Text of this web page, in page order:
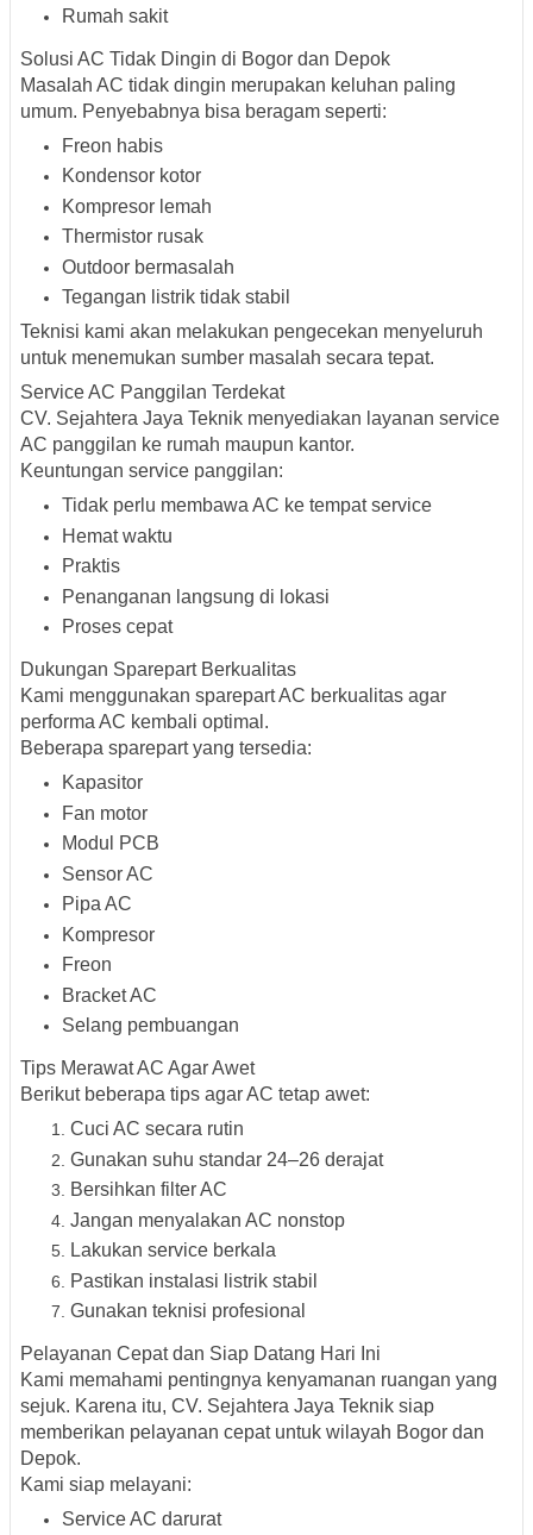
Rumah sakit
Solusi AC Tidak Dingin di Bogor dan Depok
Masalah AC tidak dingin merupakan keluhan paling
umum. Penyebabnya bisa beragam seperti:
Freon habis
Kondensor kotor
Kompresor lemah
Thermistor rusak
Outdoor bermasalah
Tegangan listrik tidak stabil
Teknisi kami akan melakukan pengecekan menyeluruh
untuk menemukan sumber masalah secara tepat.
Service AC Panggilan Terdekat
CV. Sejahtera Jaya Teknik menyediakan layanan service
AC panggilan ke rumah maupun kantor.
Keuntungan service panggilan:
Tidak perlu membawa AC ke tempat service
Hemat waktu
Praktis
Penanganan langsung di lokasi
Proses cepat
Dukungan Sparepart Berkualitas
Kami menggunakan sparepart AC berkualitas agar
performa AC kembali optimal.
Beberapa sparepart yang tersedia:
Kapasitor
Fan motor
Modul PCB
Sensor AC
Pipa AC
Kompresor
Freon
Bracket AC
Selang pembuangan
Tips Merawat AC Agar Awet
Berikut beberapa tips agar AC tetap awet:
Cuci AC secara rutin
Gunakan suhu standar 24–26 derajat
Bersihkan filter AC
Jangan menyalakan AC nonstop
Lakukan service berkala
Pastikan instalasi listrik stabil
Gunakan teknisi profesional
Pelayanan Cepat dan Siap Datang Hari Ini
Kami memahami pentingnya kenyamanan ruangan yang
sejuk. Karena itu, CV. Sejahtera Jaya Teknik siap
memberikan pelayanan cepat untuk wilayah Bogor dan
Depok.
Kami siap melayani:
Service AC darurat